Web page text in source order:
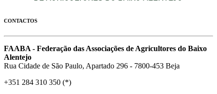
CONTACTOS
FAABA - Federação das Associações de Agricultores do Baixo
Alentejo
Rua Cidade de São Paulo, Apartado 296 - 7800-453 Beja
+351 284 310 350 (*)